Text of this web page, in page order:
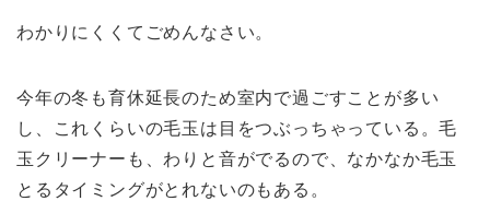
わかりにくくてごめんなさい。
今年の冬も育休延長のため室内で過ごすことが多い
し、これくらいの毛玉は目をつぶっちゃっている。毛
玉クリーナーも、わりと音がでるので、なかなか毛玉
とるタイミングがとれないのもある。